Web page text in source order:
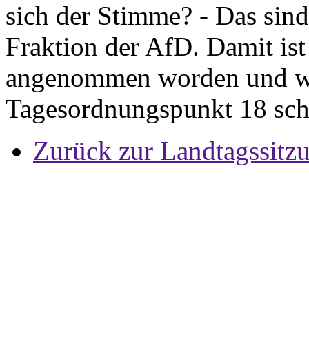
sich der Stimme? - Das
Fraktion der AfD. Damit
angenommen worden und
Tagesordnungspunkt 18
Zurück zur